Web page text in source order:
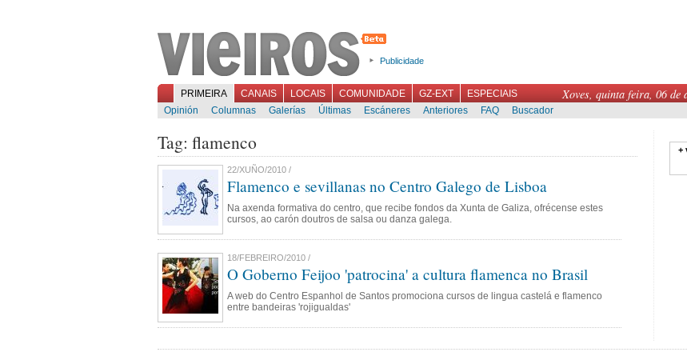
Publicidade
Xoves, quinta feira, 06 de
PRIMEIRA CANAIS LOCAIS COMUNIDADE GZ-EXT
ESPECIAIS
Opinión
Columnas Galerías Últimas Escáneres Anteriores FAQ Buscador
Tag: flamenco
22/XUÑO/2010 /
Flamenco e sevillanas no Centro Galego de Lisboa
Na axenda formativa do centro, que recibe fondos da Xunta de Galiza, ofrécense estes
cursos, ao carón doutros de salsa ou danza galega.
18/FEBREIRO/2010 /
O Goberno Feijoo 'patrocina' a cultura flamenca no Brasil
A web do Centro Espanhol de Santos promociona cursos de lingua castelá e flamenco
entre bandeiras 'rojigualdas'
+